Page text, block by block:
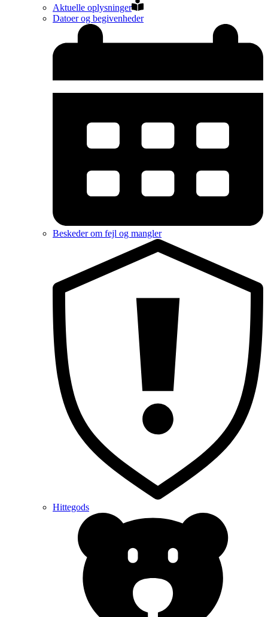
Aktuelle oplysninger
Datoer og begivenheder
Beskeder om fejl og mangler
Hittegods